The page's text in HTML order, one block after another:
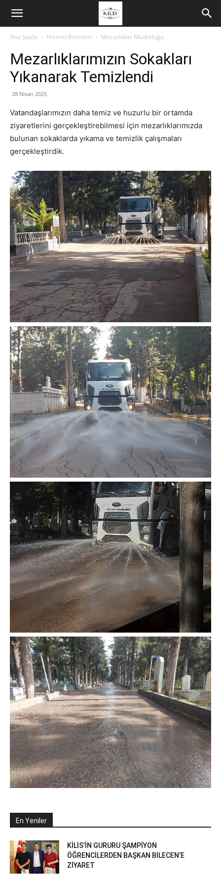
Ana Sayfa Hizmet Birimleri Mezarlıklar Müdürlüğü
Mezarlıklarımızın Sokakları
Yıkanarak Temizlendi
28 Nisan 2025
Vatandaşlarımızın daha temiz ve huzurlu bir ortamda
ziyaretlerini gerçekleştirebilmesi için mezarlıklarımızda
bulunan sokaklarda yıkama ve temizlik çalışmaları
gerçekleştirdik.
En Yeniler
KİLİS’İN GURURU ŞAMPİYON
ÖĞRENCİLERDEN BAŞKAN BİLECEN’E
ZİYARET